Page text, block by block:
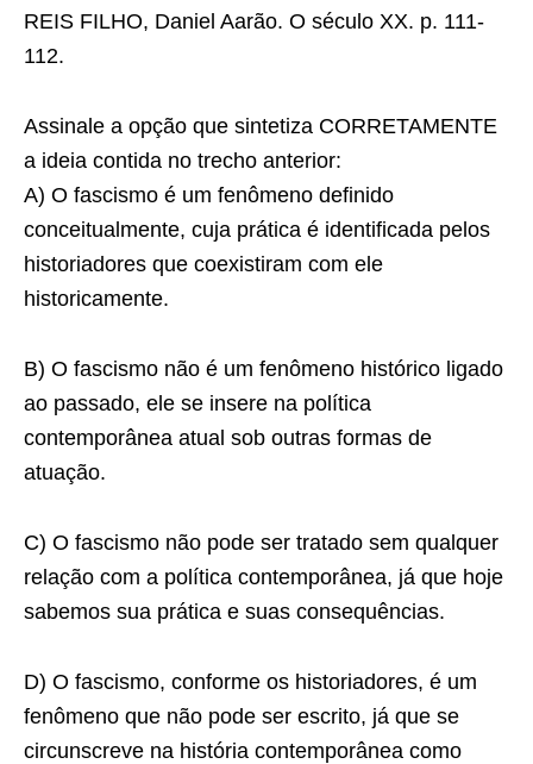
REIS FILHO, Daniel Aarão. O século XX. p. 111-
112.
Assinale a opção que sintetiza CORRETAMENTE
a ideia contida no trecho anterior:
A) O fascismo é um fenômeno definido
conceitualmente, cuja prática é identificada pelos
historiadores que coexistiram com ele
historicamente.
B) O fascismo não é um fenômeno histórico ligado
ao passado, ele se insere na política
contemporânea atual sob outras formas de
atuação.
C) O fascismo não pode ser tratado sem qualquer
relação com a política contemporânea, já que hoje
sabemos sua prática e suas consequências.
D) O fascismo, conforme os historiadores, é um
fenômeno que não pode ser escrito, já que se
circunscreve na história contemporânea como